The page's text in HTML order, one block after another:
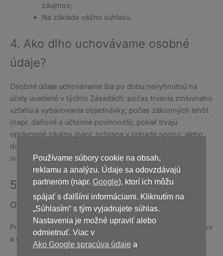
Používame súbory cookie na obsah,
reklamu a analýzu. Údaje sa odovzdávajú
partnerom (napr. Google), ktorí ich môžu
spájať s ďalšími informáciami. Kliknutím na
„Súhlasím“ s tým vyjadrujete súhlas.
Nastavenia je možné upraviť alebo
odmietnuť. Viac v
Ako Google spracúva údaje a
záujmov;
Na základe vášho súhlasu.
4. Ako dlho uchovávame osobné
údaje?
Osobné údaje uchovávame iba po dobu nevyhnutnú na
účely uvedené v týchto Zásadách: počas trvania zmluvného
vzťahu a vybavovania objednávky; počas zákonných lehôt
(napr. daňové a účtovné povinnosti); pokiaľ trvajú
oprávnené záujmy (napr. ochrana v prípade sporu); alebo
do odvolania súhlasu, ak je spracovanie založené na
súhlase.
5. Kontakt pre otázky ochrany
osobných údajov
Pre akékoľvek otázky týkajúce sa ochrany osobných údajov
a uplatnenia vašich práv nás kontaktujte e-mailom: